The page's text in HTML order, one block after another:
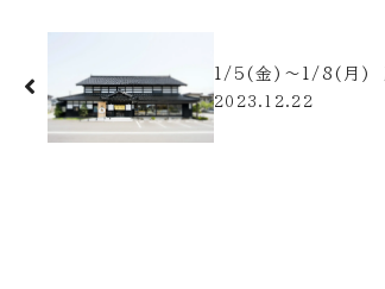
1/5(金)～1/8(月)
2023.12.22